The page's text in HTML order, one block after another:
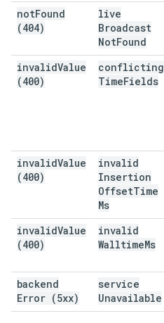
notFound
(404)
live
Broadcast
NotFound
invalidValue
(400)
conflicting
TimeFields
invalidValue
(400)
invalid
Insertion
OffsetTime
Ms
invalidValue
(400)
invalid
WalltimeMs
backend
Error (5xx)
service
Unavailable